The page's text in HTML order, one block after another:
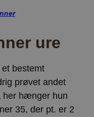
ure
bestemt
prøvet andet
her hænger hun
35, der pt. er 2